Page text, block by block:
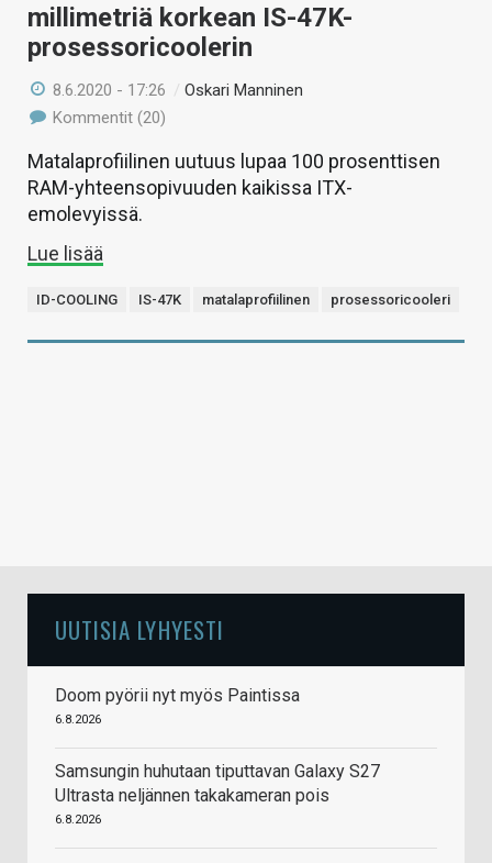
millimetriä korkean IS-47K-
prosessoricoolerin
8.6.2020 - 17:26 /Oskari Manninen
Kommentit (20)
Matalaprofiilinen uutuus lupaa 100 prosenttisen
RAM-yhteensopivuuden kaikissa ITX-
emolevyissä.
Lue lisää
ID-COOLING IS-47K matalaprofiilinen prosessoricooleri
UUTISIA LYHYESTI
Doom pyörii nyt myös Paintissa
6.8.2026
Samsungin huhutaan tiputtavan Galaxy S27
Ultrasta neljännen takakameran pois
6.8.2026